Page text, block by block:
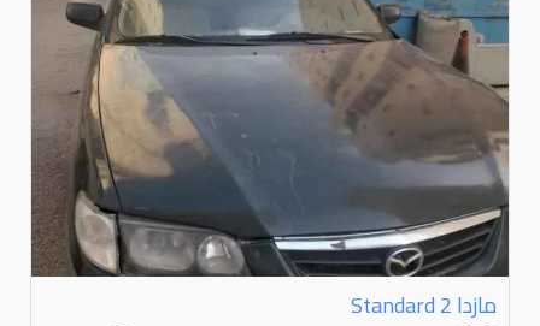
مازدا ⁦2⁩ ⁦Standard⁩